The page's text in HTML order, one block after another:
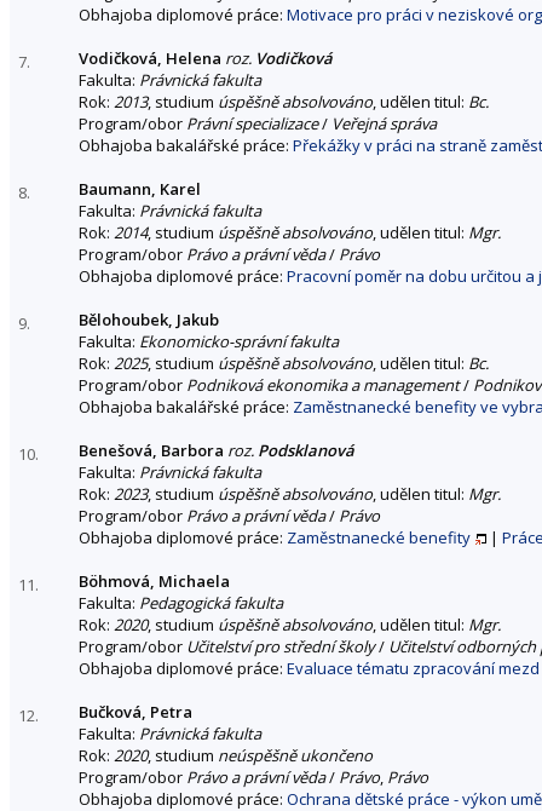
Obhajoba diplomové práce: Motivace pro práci v neziskové
7. Vodičková, Helena roz. Vodičková
Fakulta: Právnická fakulta
Rok: 2013, studium úspěšně absolvováno, udělen titul: Bc.
Program/obor Právní specializace/ Veřejná správa
Obhajoba bakalářské práce: Překážky v práci na straně
8.
Baumann, Karel
Fakulta: Právnická fakulta
Rok: 2014, studium úspěšně absolvováno, udělen titul: Mgr.
Program/obor Právo a právní věda/ Právo
Obhajoba diplomové práce: Pracovní poměr na dobu určitou
9.
Bělohoubek, Jakub
Fakulta: Ekonomicko-správní fakulta
Rok: 2025, studium úspěšně absolvováno, udělen titul: Bc.
Program/obor Podniková ekonomika a management/
Obhajoba bakalářské práce: Zaměstnanecké benefity ve
10. Benešová, Barbora roz. Podsklanová
Fakulta: Právnická fakulta
Rok: 2023, studium úspěšně absolvováno, udělen titul: Mgr.
Program/obor Právo a právní věda/ Právo
Obhajoba diplomové práce: Zaměstnanecké benefity |
11.
Böhmová, Michaela
Fakulta: Pedagogická fakulta
Rok: 2020, studium úspěšně absolvováno, udělen titul: Mgr.
Program/obor Učitelství pro střední školy/ Učitelství
Obhajoba diplomové práce: Evaluace tématu zpracování
12.
Bučková, Petra
Fakulta: Právnická fakulta
Rok: 2020, studium neúspěšně ukončeno
Program/obor Právo a právní věda/ Právo, Právo
Obhajoba diplomové práce: Ochrana dětské práce - výkon